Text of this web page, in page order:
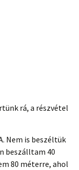
rá, a részvétel
Nem is beszéltük
beszálltam 40
80 méterre, ahol